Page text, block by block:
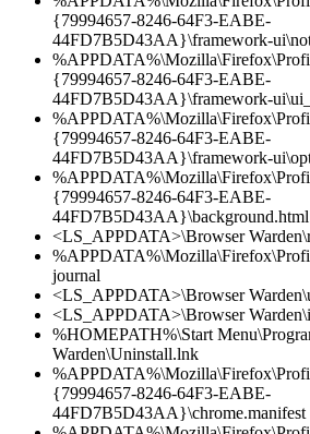
{79994657-8246-64F3-EABE-
44FD7B5D43AA}\framework-
{79994657-8246-64F3-EABE-
44FD7B5D43AA}\framework-
{79994657-8246-64F3-EABE-
44FD7B5D43AA}\framework-
{79994657-8246-64F3-EABE-
44FD7B5D43AA}\background.html
<LS_APPDATA>\Browser
journal
<LS_APPDATA>\Browser
<LS_APPDATA>\Browser
%HOMEPATH%\Start
Warden\Uninstall.lnk
{79994657-8246-64F3-EABE-
44FD7B5D43AA}\chrome.manifest